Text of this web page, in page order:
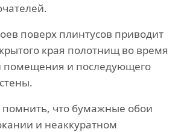
поверх плинтусов приводит
края полотнищ во время
помещения и последующего
что бумажные обои
и неаккуратном